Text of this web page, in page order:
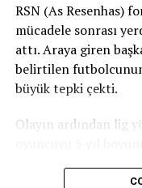
RSN (As Resenhas)
mücadele sonrası
attı. Araya giren
belirtilen
büyük tepki çekti.
Olayın ardından lig